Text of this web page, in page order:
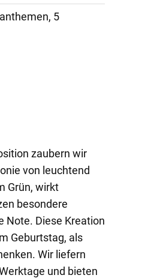
5
zaubern wir
von leuchtend
Grün, wirkt
besondere
Note. Diese Kreation
Geburtstag, als
Wir liefern
und bieten